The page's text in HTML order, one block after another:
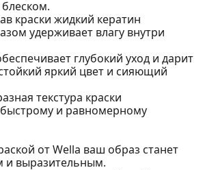
краски жидкий кератин
удерживает влагу внутри
глубокий уход и дарит
яркий цвет и сияющий
текстура краски
быстрому и равномерному
от Wella ваш образ станет
и выразительным.